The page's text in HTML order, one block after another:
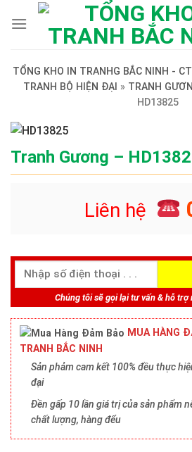
TỔNG KHO IN TRANHG BẮC NINH -
TRANH BỘ HIỆN ĐẠI » TRANH
HD13825
Tranh Gương –
Liên hệ
Chúng tôi sẽ gọi lại tư vấn & hỗ trợ
MUA HÀNG
TRANH BẮC NINH
Sản phảm cam kết 100% đều thực
đại
Đền gấp 10 lần giá trị của sản phẩm
chất lượng, hàng đểu